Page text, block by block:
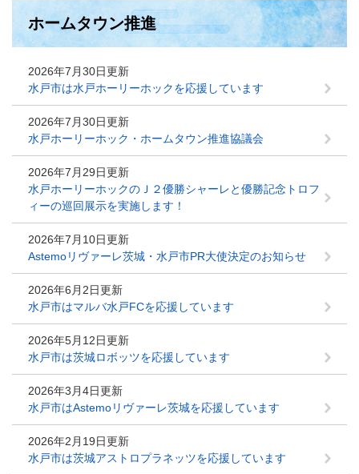
ホームタウン推進
2026年7月30日更新
水戸市は水戸ホーリーホックを応援しています
2026年7月30日更新
水戸ホーリーホック・ホームタウン推進協議会
2026年7月29日更新
水戸ホーリーホックのＪ２優勝シャーレと優勝記念トロフ
ィーの巡回展示を実施します！
2026年7月10日更新
Astemoリヴァーレ茨城・水戸市PR大使決定のお知らせ
2026年6月2日更新
水戸市はマルバ水戸FCを応援しています
2026年5月12日更新
水戸市は茨城ロボッツを応援しています
2026年3月4日更新
水戸市はAstemoリヴァーレ茨城を応援しています
2026年2月19日更新
水戸市は茨城アストロプラネッツを応援しています